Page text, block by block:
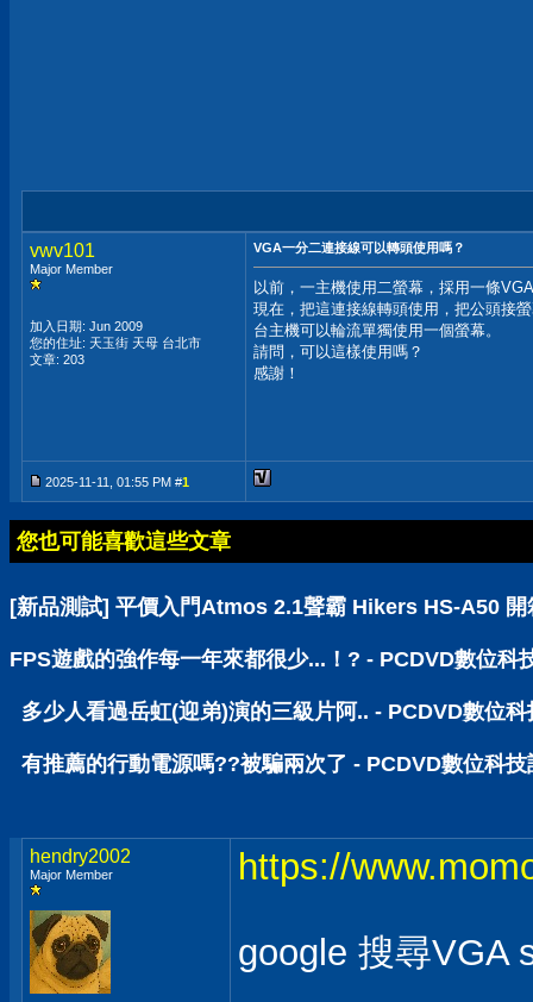
vwv101
Major Member
加入日期: Jun 2009
您的住址: 天玉街 天母 台北市
文章: 203
VGA一分二連接線可以轉頭使用嗎？
以前，一主機使用二螢幕，採用一條
現在，把這連接線轉頭使用，把公頭接
台主機可以輪流單獨使用一個螢幕。
請問，可以這樣使用嗎？
感謝！
2025-11-11, 01:55 PM #1
您也可能喜歡這些文章
[新品測試] 平價入門Atmos 2.1聲霸 Hikers HS-A50
FPS遊戲的強作每一年來都很少...！? - PCDVD數位科
多少人看過岳虹(迎弟)演的三級片阿.. - PCDVD數位科
有推薦的行動電源嗎??被騙兩次了 - PCDVD數位科技
hendry2002
Major Member https://
google 搜尋VGA